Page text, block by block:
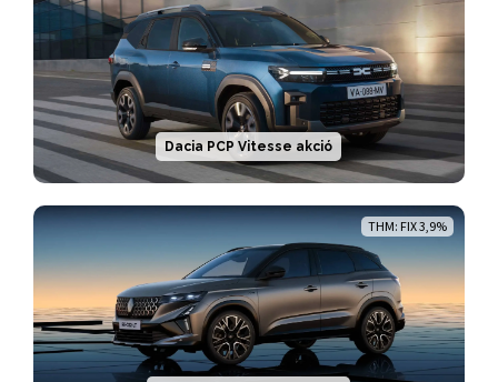
Dacia PCP Vitesse akció
THM: FIX 3,9%